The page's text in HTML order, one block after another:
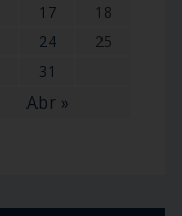
Abr »
17
18
24
25
31